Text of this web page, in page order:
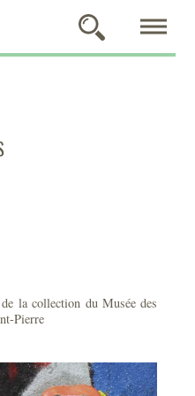
la collection du Musée des
Pierre